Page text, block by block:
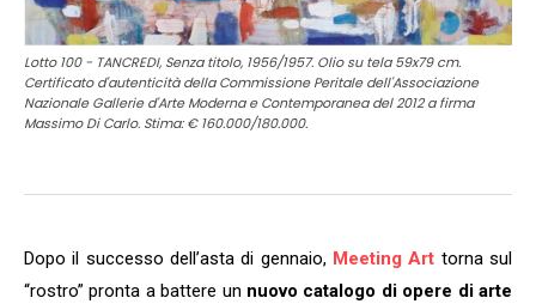
Lotto 100 - TANCREDI, Senza titolo, 1956/1957. Olio su tela 59x79 cm.
Certificato d'autenticità della Commissione Peritale dell'Associazione
Nazionale Gallerie d'Arte Moderna e Contemporanea del 2012 a firma
Massimo Di Carlo. Stima: € 160.000/180.000.
Dopo il successo dell’asta di gennaio, Meeting Art torna sul
“rostro” pronta a battere un nuovo catalogo di opere di arte